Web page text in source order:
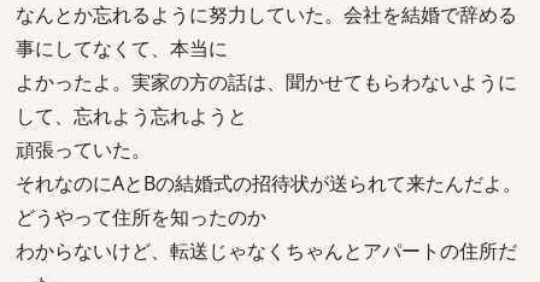
なんとか忘れるように努力していた。会社を結婚で辞める
事にしてなくて、本当に
よかったよ。実家の方の話は、聞かせてもらわないように
して、忘れよう忘れようと
頑張っていた。
それなのにAとBの結婚式の招待状が送られて来たんだよ。
どうやって住所を知ったのか
わからないけど、転送じゃなくちゃんとアパートの住所だ